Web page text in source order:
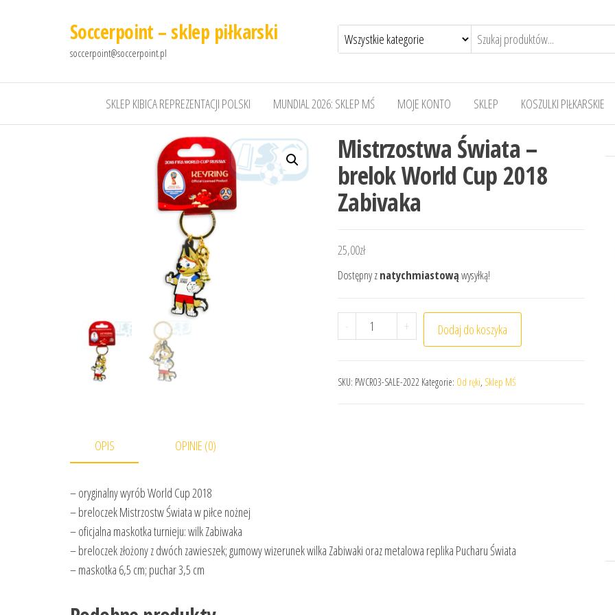
Soccerpoint – sklep piłkarski
soccerpoint@soccerpoint.pl
SKLEP KIBICA REPREZENTACJI POLSKI MUNDIAL 2026: SKLEP MŚ MOJE KONTO SKLEP KOSZULKI PIŁKARSKIE
Mistrzostwa Świata –
brelok World Cup 2018
Zabivaka
25,00zł
Dostępny znatychmiastowąwysyłką!
- ilość Mistrzostwa Świata - brelok World Cup 2018
+ Dodaj do koszyka
SKU: PWCR03-SALE-2022 Kategorie: Od ręki, Sklep MŚ
OPIS OPINIE (0)
– oryginalny wyrób World Cup 2018
– breloczek Mistrzostw Świata w piłce nożnej
– oficjalna maskotka turnieju: wilk Zabiwaka
– breloczek złożony z dwóch zawieszek; gumowy wizerunek wilka Zabiwaki oraz metalowa replika Pucharu Świata
– maskotka 6,5 cm; puchar 3,5 cm